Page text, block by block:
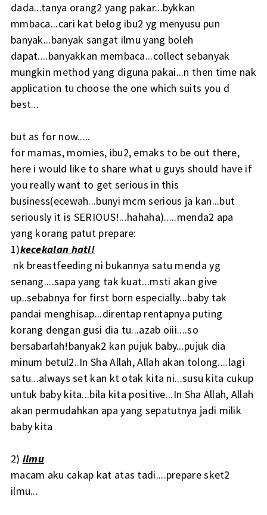
dada...tanya orang2 yang pakar...bykkan
mmbaca...cari kat belog ibu2 yg menyusu pun
banyak...banyak sangat ilmu yang boleh
dapat....banyakkan membaca...collect sebanyak
mungkin method yang diguna pakai...n then time nak
application tu choose the one which suits you d
best...
but as for now.....
for mamas, momies, ibu2, emaks to be out there,
here i would like to share what u guys should have if
you really want to get serious in this
business(ecewah...bunyi mcm serious ja kan...but
seriously it is SERIOUS!...hahaha).....menda2 apa
yang korang patut prepare:
1)kecekalan hati!
nk breastfeeding ni bukannya satu menda yg
senang....sapa yang tak kuat...msti akan give
up..sebabnya for first born especially...baby tak
pandai menghisap...direntap rentapnya puting
korang dengan gusi dia tu...azab oiii....so
bersabarlah!banyak2 kan pujuk baby...pujuk dia
minum betul2..In Sha Allah, Allah akan tolong....lagi
satu...always set kan kt otak kita ni...susu kita cukup
untuk baby kita...bila kita positive...In Sha Allah, Allah
akan permudahkan apa yang sepatutnya jadi milik
baby kita
2) ilmu
macam aku cakap kat atas tadi....prepare sket2
ilmu...